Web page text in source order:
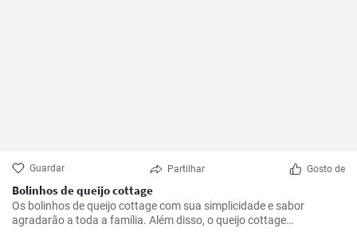
Guardar Partilhar Gosto de
Bolinhos de queijo cottage
Os bolinhos de queijo cottage com sua simplicidade e sabor
agradarão a toda a família. Além disso, o queijo cottage